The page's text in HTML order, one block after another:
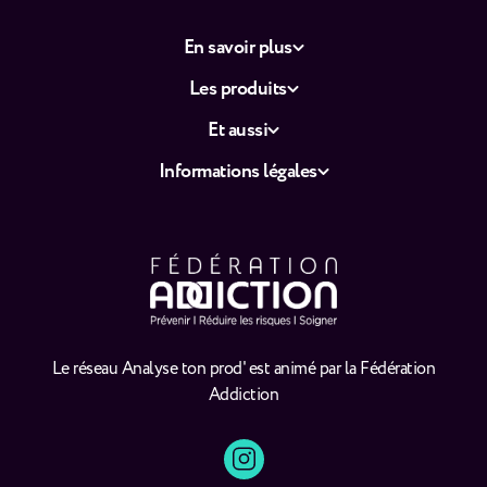
Le réseau Analyse ton prod' est animé par la Fédération
Addiction
En savoir plus
Les produits
Et aussi
Informations légales